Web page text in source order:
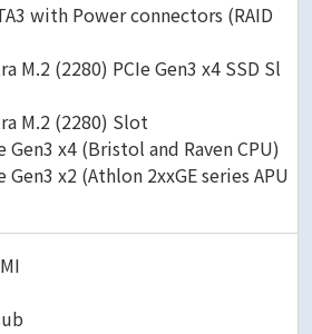
with Power connectors (RAID
M.2 (2280) PCIe Gen3 x4 SSD Sl
M.2 (2280) Slot
Gen3 x4 (Bristol and Raven CPU)
Gen3 x2 (Athlon 2xxGE series APU